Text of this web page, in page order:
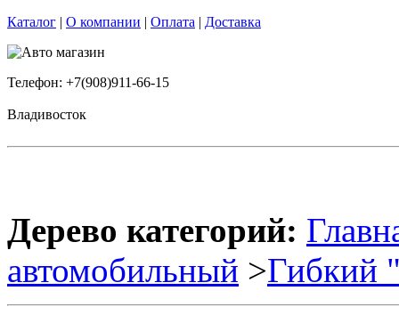
Каталог | О компании | Оплата | Доставка
Телефон: +7(908)911-66-15
Владивосток
Дерево категорий:
автомобильный >Гибкий